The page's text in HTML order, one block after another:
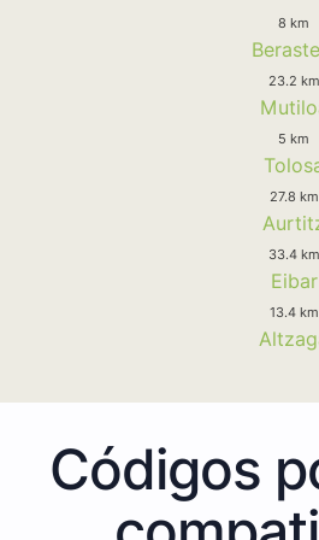
8 km
23.2 km
5 km
27.8 km
33.4 km
Eibar
13.4 km
Códigos